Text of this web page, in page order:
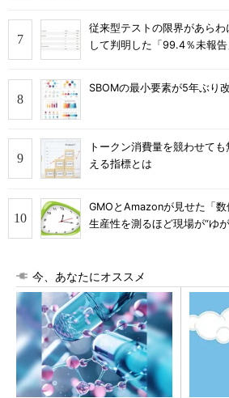
従来型テストの限界があら
して判明した「99.4％未報
SBOMの最小要素が5年ぶ
トークン消費量を競わせて
える指標とは
GMOとAmazonが見せた「
生産性を測るほど現場が“ゆ
今、あなたにオススメ